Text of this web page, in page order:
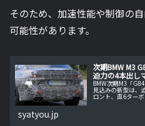
そのため、加速性能や制御の
可能性があります。
次期BMW M3
迫力の4本出し
BMW次期M3「
見込みの新型は、
ロント、直6ター
予測、日本導入
syatyou.jp